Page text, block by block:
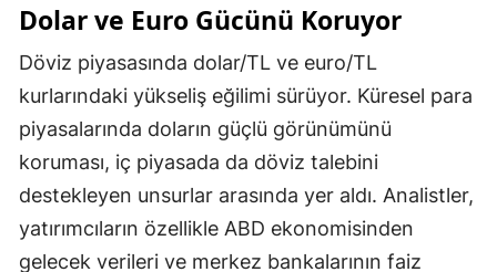
Dolar ve Euro Gücünü Koruyor
Döviz piyasasında dolar/TL ve euro/TL
kurlarındaki yükseliş eğilimi sürüyor. Küresel para
piyasalarında doların güçlü görünümünü
koruması, iç piyasada da döviz talebini
destekleyen unsurlar arasında yer aldı. Analistler,
yatırımcıların özellikle ABD ekonomisinden
gelecek verileri ve merkez bankalarının faiz